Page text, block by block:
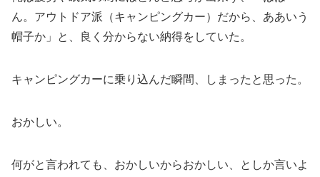
ん。アウトドア派（キャンピングカー）だから、ああいう
帽子か」と、良く分からない納得をしていた。
キャンピングカーに乗り込んだ瞬間、しまったと思った。
おかしい。
何がと言われても、おかしいからおかしい、としか言いよ